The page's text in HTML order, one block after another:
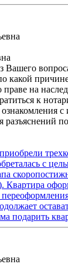
Вашего
какой
праве на
к
ознакомления
разъяснений
с
Квартира
подарить